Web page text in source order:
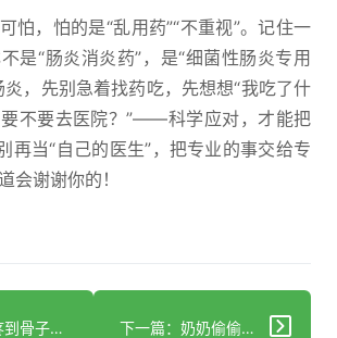
怕，怕的是“乱用药”“不重视”。记住一
是“肠炎消炎药”，是“细菌性肠炎专用
炎，先别急着找药吃，先想想“我吃了什
不要去医院？”——科学应对，才能把
再当“自己的医生”，把专业的事交给专
会谢谢你的！
上一篇：疼到骨子里？女生腰突的隐秘信号你中了几个 下一篇：奶奶偷偷煮的这杯水，竟让痛经鼻塞全消失了？